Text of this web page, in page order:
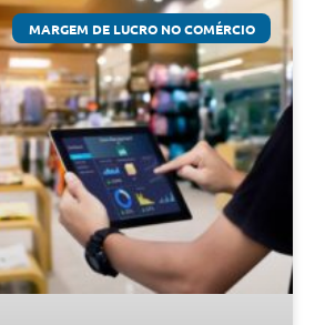
MARGEM DE LUCRO NO COMÉRCIO